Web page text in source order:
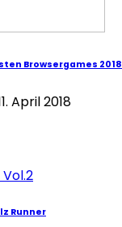
Browsergames 2018
April 2018
Runner